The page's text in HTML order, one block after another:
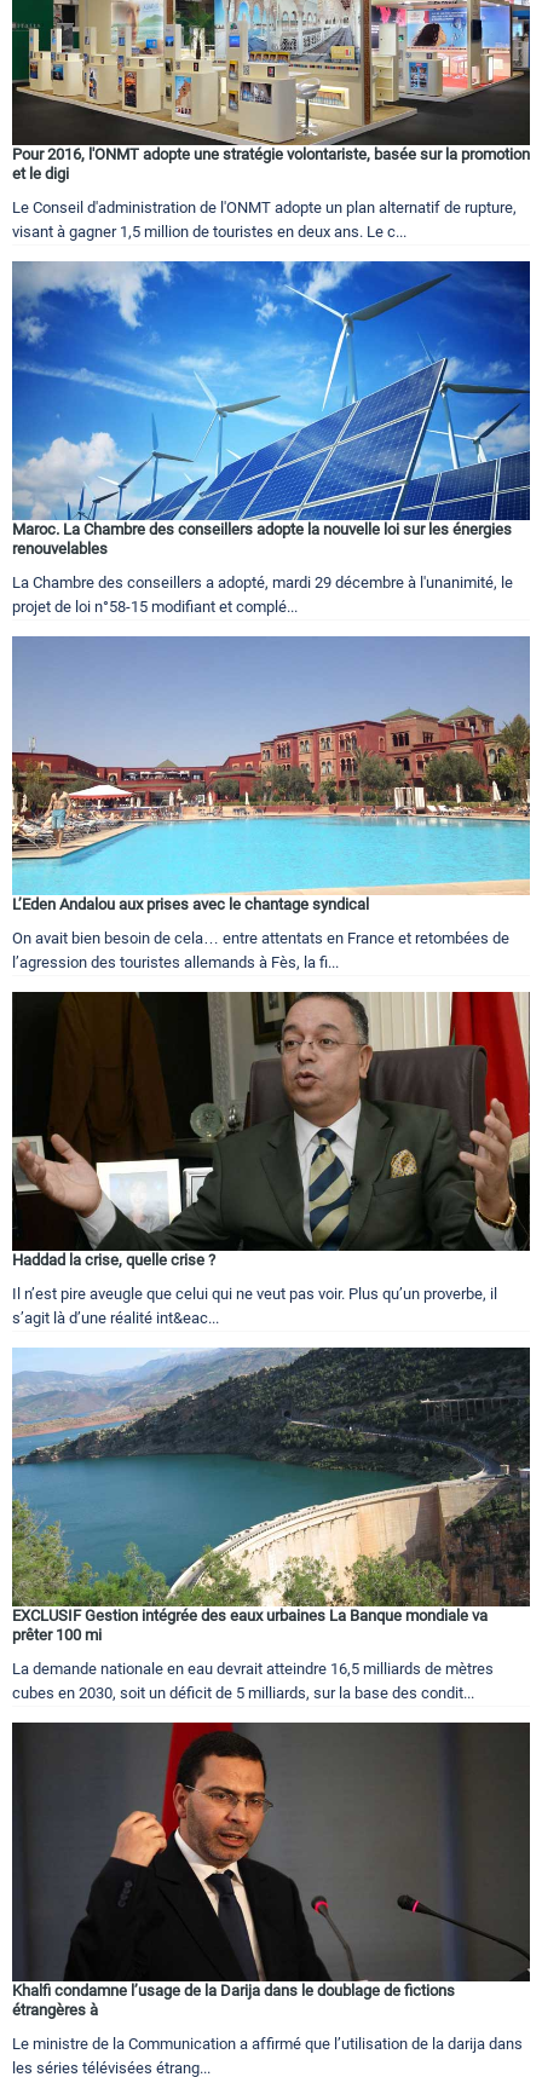
Tourisme
Régions
Evenements
Pour 2016, l'ONMT adopte une stratégie volontariste, basée sur la promotion
et le digi
Le Conseil d'administration de l'ONMT adopte un plan alternatif de rupture,
visant à gagner 1,5 million de touristes en deux ans. Le c...
Maroc. La Chambre des conseillers adopte la nouvelle loi sur les énergies
renouvelables
La Chambre des conseillers a adopté, mardi 29 décembre à l'unanimité, le
projet de loi n°58-15 modifiant et complé...
L’Eden Andalou aux prises avec le chantage syndical
On avait bien besoin de cela… entre attentats en France et retombées de
l’agression des touristes allemands à Fès, la fi...
Haddad la crise, quelle crise ?
Il n’est pire aveugle que celui qui ne veut pas voir. Plus qu’un proverbe, il
s’agit là d’une réalité int&eac...
EXCLUSIF Gestion intégrée des eaux urbaines La Banque mondiale va
prêter 100 mi
La demande nationale en eau devrait atteindre 16,5 milliards de mètres
cubes en 2030, soit un déficit de 5 milliards, sur la base des condit...
Khalfi condamne l’usage de la Darija dans le doublage de fictions
étrangères à
Le ministre de la Communication a affirmé que l’utilisation de la darija dans
les séries télévisées étrang...